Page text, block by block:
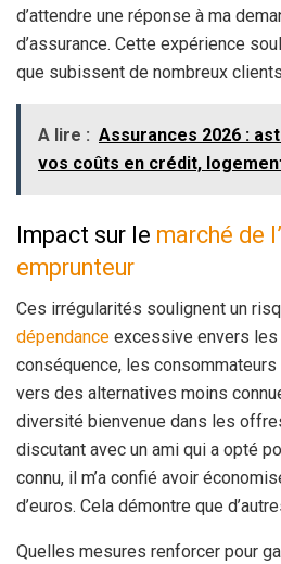
d’attendre une réponse à ma
d’assurance. Cette expérience
que subissent de nombreux
A lire : Assurances 2026 :
vos coûts en crédit,
Impact sur le marché de
emprunteur
Ces irrégularités soulignent un
dépendance excessive envers les
conséquence, les
vers des alternatives moins
diversité bienvenue dans les
discutant avec un ami qui a opté
connu, il m’a confié avoir
d’euros. Cela démontre que
Quelles mesures renforcer pour